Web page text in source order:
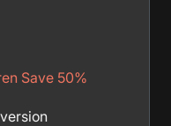
Save 50%